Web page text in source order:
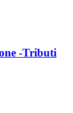
-Tributi